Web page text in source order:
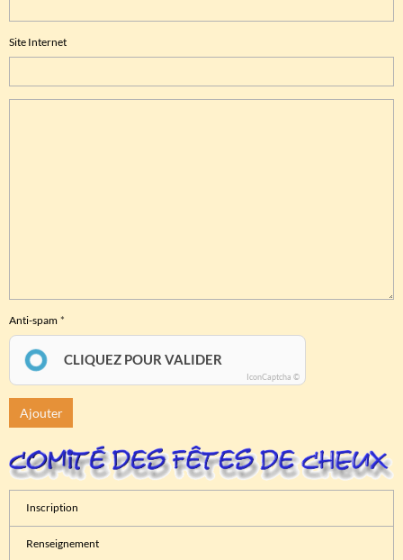
Site Internet
Anti-spam
CLIQUEZ POUR VALIDER
IconCaptcha ©
Ajouter
Inscription
Renseignement